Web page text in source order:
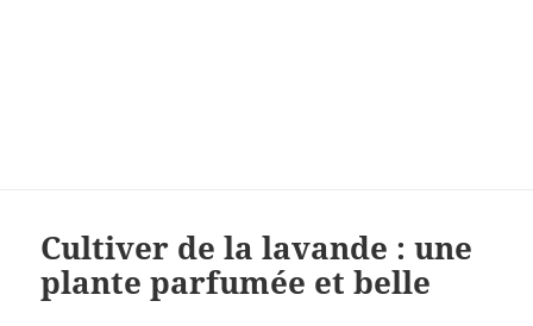
Cultiver de la lavande : une
plante parfumée et belle